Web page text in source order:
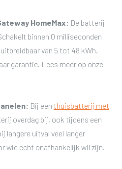
HomeMax: De batterij
binnen 0 milliseconden
van 5 tot 48 kWh.
garantie. Lees meer op onze
Bij een thuisbatterij met
overdag bij, ook tijdens een
langere uitval veel langer
wie echt onafhankelijk wil zijn.